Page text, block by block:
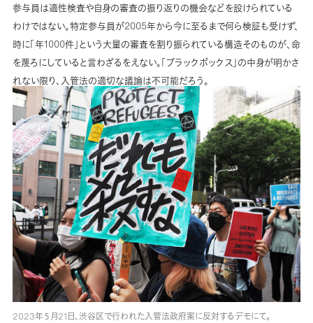
参与員は適性検査や自身の審査の振り返りの機会などを設けられている
わけではない。特定参与員が2005年から今に至るまで何ら検証も受けず、
時に「年1000件」という大量の審査を割り振られている構造そのものが、命
を蔑ろにしていると言わざるをえない。「ブラックボックス」の中身が明かさ
れない限り、入管法の適切な議論は不可能だろう。
2023年５月21日、渋谷区で行われた入管法政府案に反対するデモにて。